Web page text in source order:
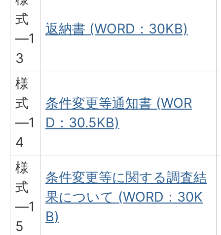
式
―1
3
返納書 (WORD：30KB)
様
式
―1
4
条件変更等通知書 (WOR
D：30.5KB)
様
式
―1
5
条件変更等に関する調査結
果について (WORD：30K
B)